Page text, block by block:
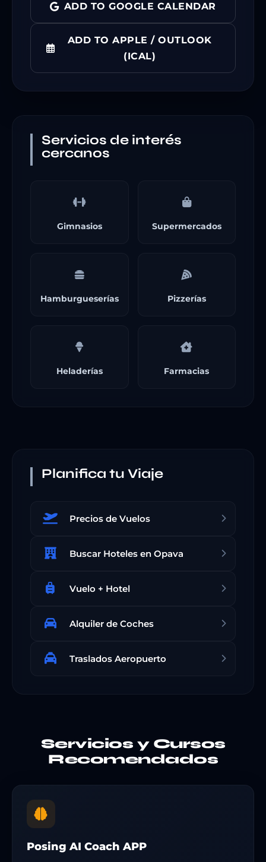
ADD TO GOOGLE CALENDAR
ADD TO APPLE / OUTLOOK
(ICAL)
Servicios de interés
cercanos
Gimnasios Supermercados
Hamburgueserías Pizzerías
Heladerías Farmacias
Planifica tu Viaje
Precios de Vuelos
Buscar Hoteles en Opava
Vuelo + Hotel
Alquiler de Coches
Traslados Aeropuerto
Servicios y Cursos
Recomendados
Posing AI Coach APP